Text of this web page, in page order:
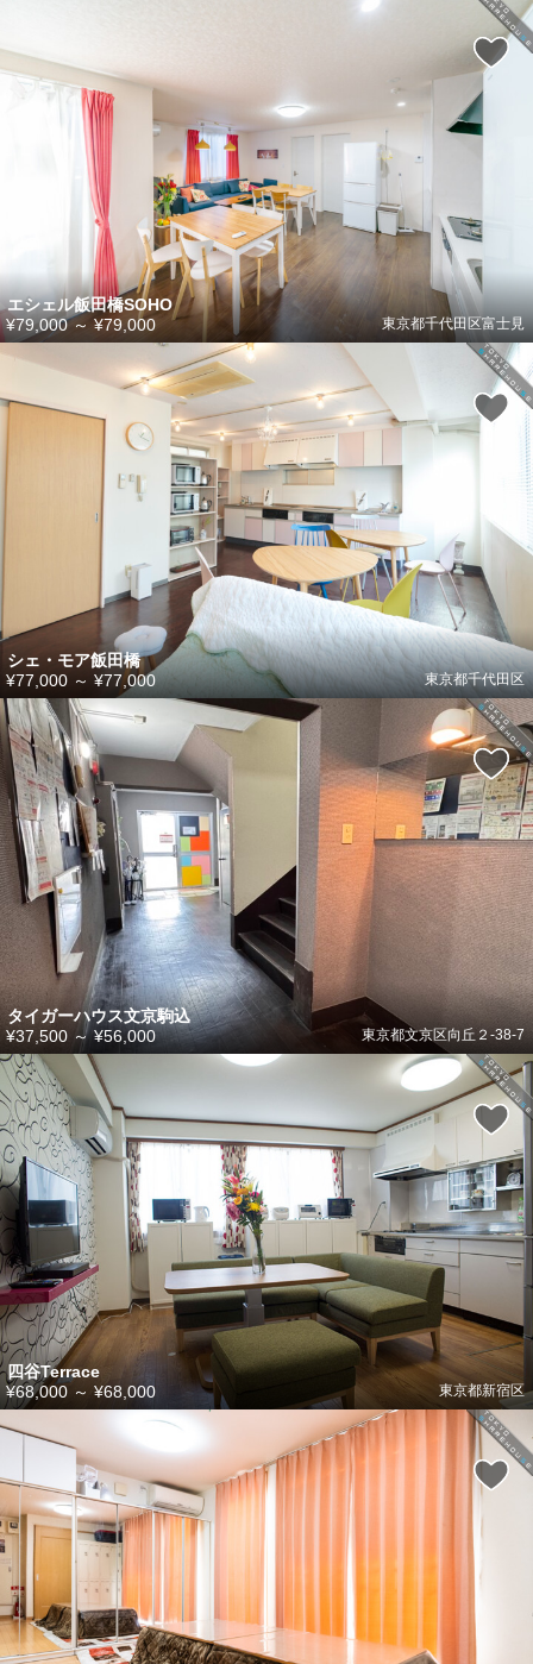
エシェル飯田橋SOHO
東京都千代田区富士見
¥79,000～ ¥79,000
シェ・モア飯田橋
東京都千代田区
¥77,000 ～ ¥77,000
タイガーハウス文京駒込
東京都文京区向丘２-38-7
¥37,500 ～¥56,000
四谷Terrace
東京都新宿区
¥68,000 ～ ¥68,000